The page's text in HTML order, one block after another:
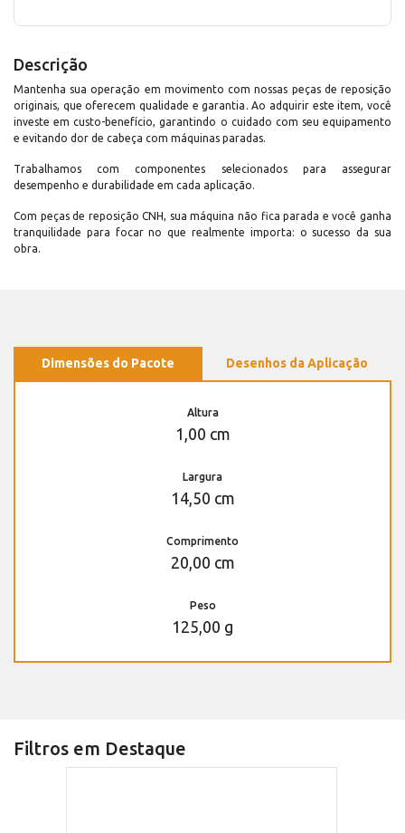
Descrição
Mantenha sua operação em movimento com nossas peças de reposição
originais, que oferecem qualidade e garantia. Ao adquirir este item, você
investe em custo-benefício, garantindo o cuidado com seu equipamento
e evitando dor de cabeça com máquinas paradas.
Trabalhamos com componentes selecionados para assegurar
desempenho e durabilidade em cada aplicação.
Com peças de reposição CNH, sua máquina não fica parada e você ganha
tranquilidade para focar no que realmente importa: o sucesso da sua
obra.
Dimensões do Pacote Desenhos da Aplicação
Altura
1,00 cm
Largura
14,50 cm
Comprimento
20,00 cm
Peso
125,00 g
Filtros em Destaque